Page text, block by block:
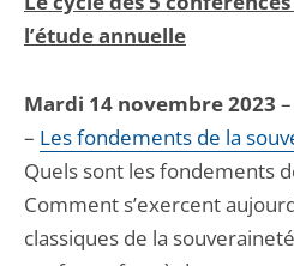
l’étude annuelle
Mardi 14 novembre 2023
– Les fondements de la
Quels sont les fondements
Comment s’exercent
classiques de la